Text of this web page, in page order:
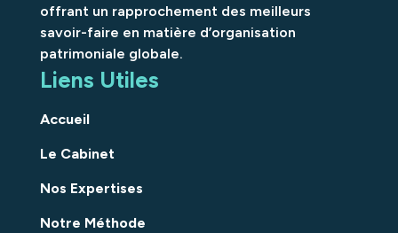
offrant un rapprochement des meilleurs
savoir-faire en matière d’organisation
patrimoniale globale.
Liens Utiles
Accueil
Le Cabinet
Nos Expertises
Notre Méthode